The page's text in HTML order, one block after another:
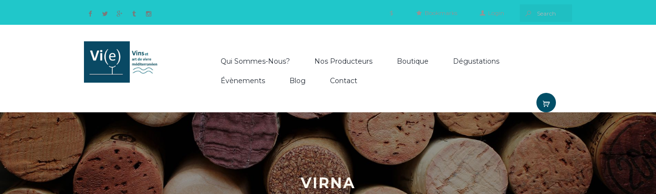
$ Bookmarks Login
Qui Sommes-Nous? Nos Producteurs Boutique Dégustations
Évènements Blog Contact
VIRNA